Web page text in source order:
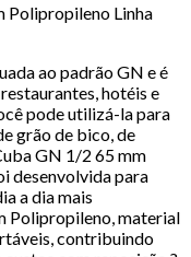
Polipropileno Linha
ao padrão GN e é
hotéis e
pode utilizá-la para
grão de bico, de
GN 1/2 65 mm
desenvolvida para
a dia mais
Polipropileno, material
contribuindo